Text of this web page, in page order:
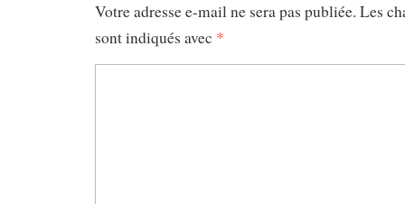
Votre adresse e-mail ne sera pas publiée. Les
sont indiqués avec *